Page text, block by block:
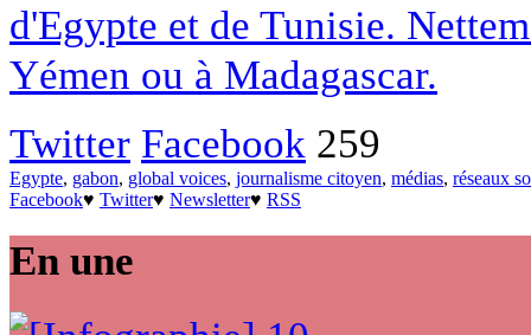
d'Egypte et de Tunisie.
Yémen ou à Madagascar.
Twitter Facebook 259
Egypte, gabon, global voices, journalisme citoyen, médias, réseaux
Facebook♥ Twitter♥ Newsletter♥ RSS
En une